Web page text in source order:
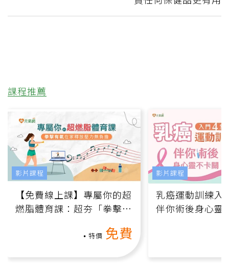
課程推薦
【免費線上課】專屬你的超
燃脂體育課：超夯「拳擊有
特價 免費
影片課程
乳癌運動訓練入
伴你術後身心靈
影片課程